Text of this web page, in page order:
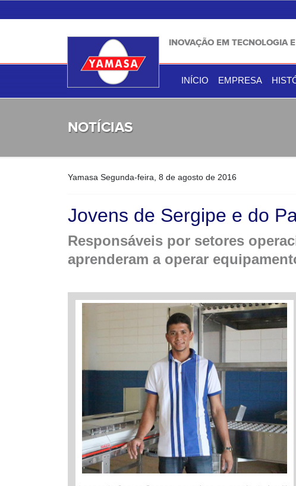
INOVAÇÃO EM TECNOLOGIA
INÍCIO EMPRESA
NOTÍCIAS
Yamasa Segunda-feira, 8 de agosto de 2016
Jovens de Sergipe e do
Responsáveis por setores
aprenderam a operar